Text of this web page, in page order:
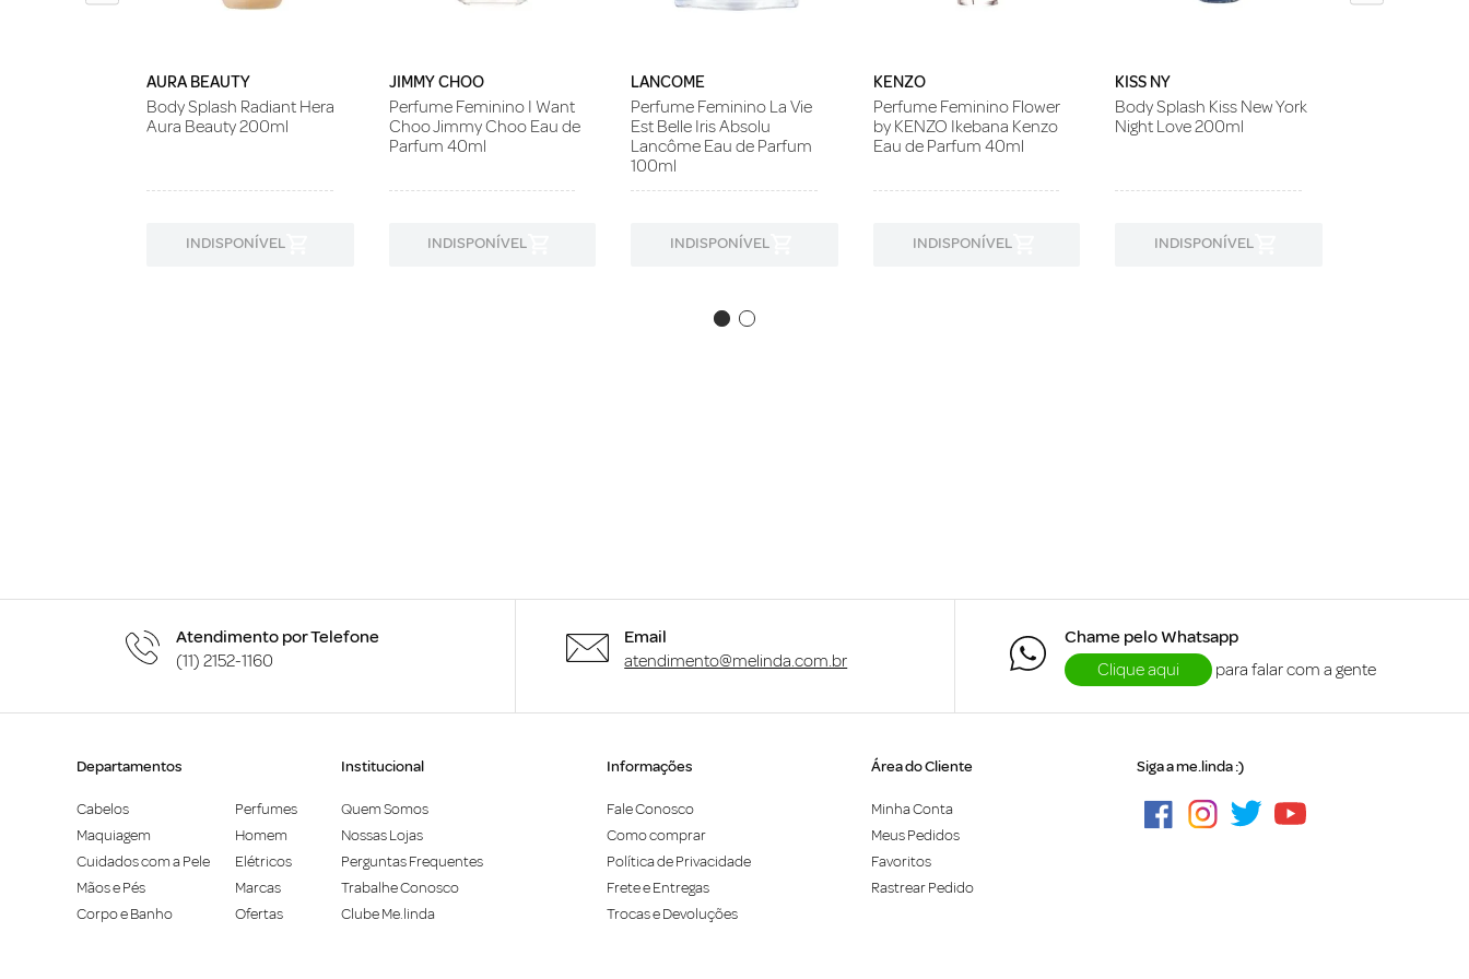
AURA BEAUTY
Body Splash Radiant Hera
Aura Beauty 200ml
INDISPONÍVEL
JIMMY CHOO
Perfume Feminino I Want
Choo Jimmy Choo Eau de
Parfum 40ml
INDISPONÍVEL
LANCOME
Perfume Feminino La Vie
Est Belle Iris Absolu
Lancôme Eau de Parfum
100ml
INDISPONÍVEL
KENZO
Perfume Feminino Flower
by KENZO Ikebana Kenzo
Eau de Parfum 40ml
INDISPONÍVEL
KISS NY
Body Splash Kiss New York
Night Love 200ml
INDISPONÍVEL
Atendimento por Telefone
(11) 2152-1160
Email
atendimento@melinda.com.br
Chame pelo Whatsapp
Clique aqui
para falar com a gente
Departamentos
Cabelos
Maquiagem
Cuidados com a Pele
Mãos e Pés
Corpo e Banho
Perfumes
Homem
Elétricos
Marcas
Ofertas
Institucional
Quem Somos
Nossas Lojas
Perguntas Frequentes
Trabalhe Conosco
Clube Me.linda
Informações
Fale Conosco
Como comprar
Política de Privacidade
Frete e Entregas
Trocas e Devoluções
Área do Cliente
Minha Conta
Meus Pedidos
Favoritos
Rastrear Pedido
Siga a me.linda :)